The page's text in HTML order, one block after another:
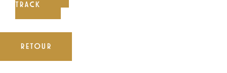
TRACK
RETOUR